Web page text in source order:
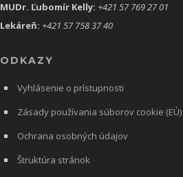
MUDr. Ľubomír Kelly: +421 57 769 27 01
Lekáreň: +421 57 758 37 40
ODKAZY
Vyhlásenie o prístupnosti
Zásady používania súborov cookie (EÚ)
Ochrana osobných údajov
Štruktúra stránok